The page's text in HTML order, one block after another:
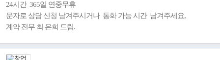
24시간 365일 연중무휴
문자로 상담 신청 남겨주시거나 통화 가능 시간 남겨주세요,
계약 전무 최 은희 드림.